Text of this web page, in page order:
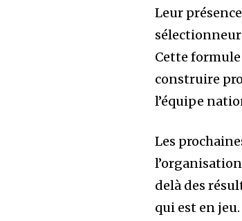
Leur
Cette
construire
l’équipe
Les
delà des
qui est en